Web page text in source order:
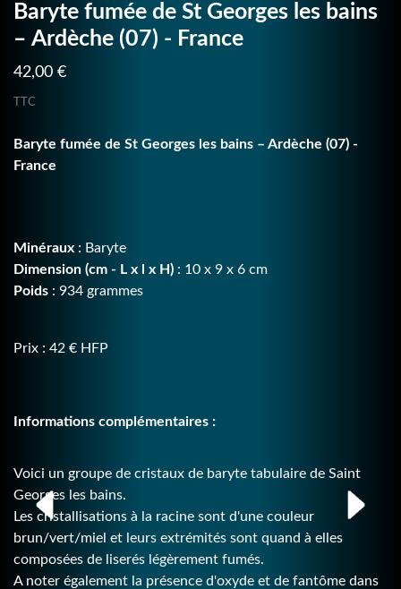
Baryte fumée de St Georges les bains
– Ardèche (07) - France
42,00 €
TTC
Baryte fumée de St Georges les bains – Ardèche (07) -
France
Minéraux : Baryte
Dimension (cm - L x l x H) : 10 x 9 x 6 cm
Poids : 934 grammes
Prix : 42 € HFP
Informations complémentaires :
Voici un groupe de cristaux de baryte tabulaire de Saint
Georges les bains.
Les cristallisations à la racine sont d'une couleur
brun/vert/miel et leurs extrémités sont quand à elles
composées de liserés légèrement fumés.
A noter également la présence d'oxyde et de fantôme dans